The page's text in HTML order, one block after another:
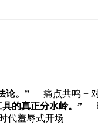
论。” — 痛点共鸣 +
的真正分水岭。” —
代羞辱式开场